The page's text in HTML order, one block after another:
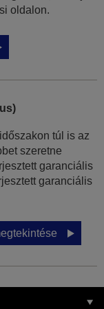
oldalon.
túl is az
szeretne
garanciális
garanciális